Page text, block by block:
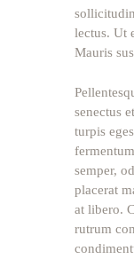
lectus. Ut
Mauris
senectus
turpis
semper,
placerat
at libero.
rutrum